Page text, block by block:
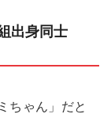
出身同士
ちゃん」だと